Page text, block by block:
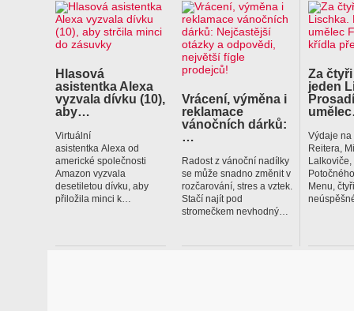
Hlasová
asistentka Alexa
vyzvala dívku (10),
aby…
Virtuální
asistentka Alexa od
americké společnosti
Amazon vyzvala
desetiletou dívku, aby
přiložila minci k…
Vrácení, výměna i
reklamace
vánočních dárků:
…
Radost z vánoční nadílky
se může snadno změnit v
rozčarování, stres a vztek.
Stačí najít pod
stromečkem nevhodný…
Za
jeden
Výdaje na
Reitera,
Menu,